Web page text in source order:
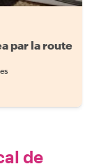
par la route
de